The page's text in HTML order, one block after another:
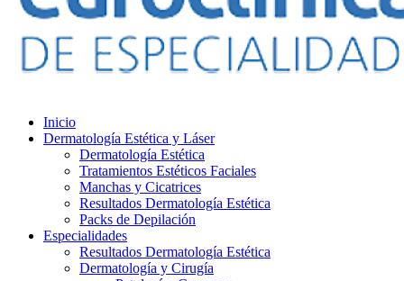
Inicio
Dermatología Estética y Láser
Dermatología Estética
Tratamientos Estéticos Faciales
Manchas y Cicatrices
Resultados Dermatología Estética
Packs de Depilación
Especialidades
Resultados Dermatología Estética
Dermatología y Cirugía